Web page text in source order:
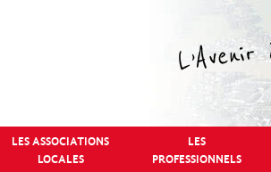
LES ASSOCIATIONS
LOCALES
LES
PROFESSIONNELS